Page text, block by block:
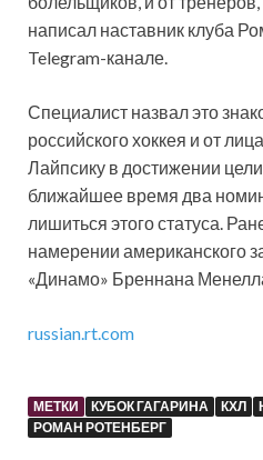
написал наставник клуба
Telegram-канале.
Специалист назвал это
российского хоккея и от
Лайпсику в достижении
ближайшее время два
лишиться этого статуса.
намерении американского
«Динамо» Бреннана
russian.rt.com
МЕТКИ КУБОК ГАГАРИНА КХЛ
РОМАН РОТЕНБЕРГ